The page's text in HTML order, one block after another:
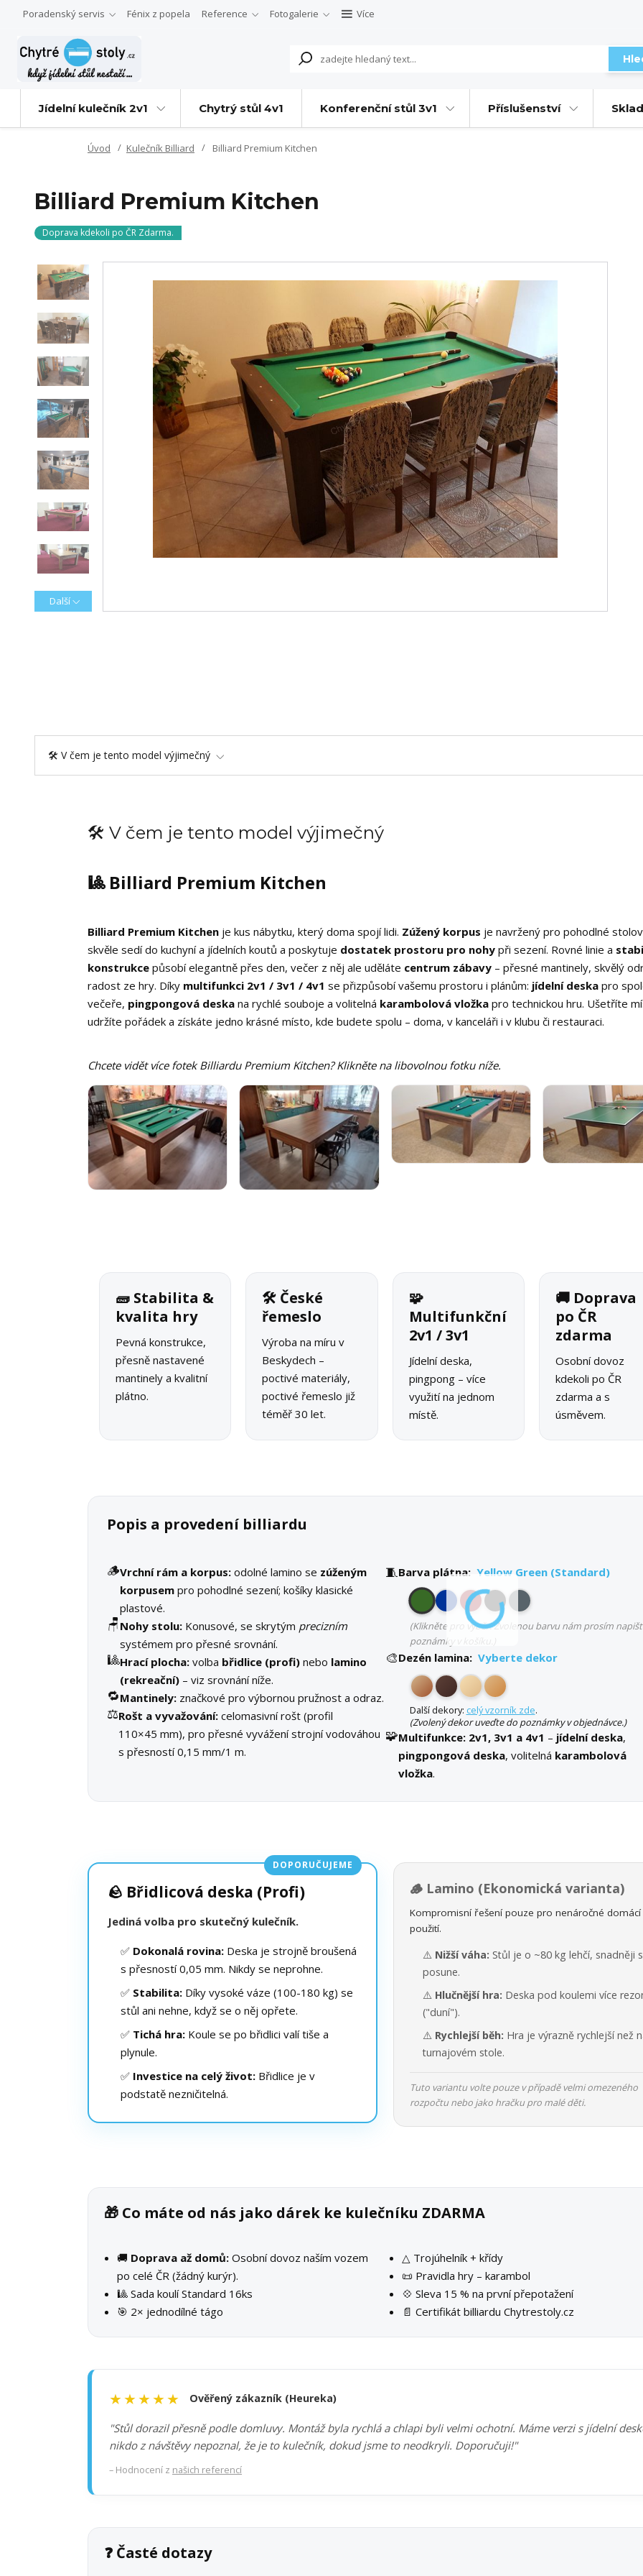
Poradenský servis Fénix z popela Reference Fotogalerie Více
Jídelní kulečník 2v1 Chytrý stůl 4v1 Konferenční stůl 3v1 Příslušenství
Úvod Kulečník Billiard Billiard Premium Kitchen
Billiard Premium Kitchen
Doprava kdekoli po ČR Zdarma.
Další
🛠️ V čem je tento model výjimečný
🛠️ V čem je tento model výjimečný
🎱 Billiard Premium Kitchen
Billiard Premium Kitchen je kus nábytku, který doma spojí lidi. Zúžený korpus je navržený pro pohodlné
skvěle sedí do kuchyní a jídelních koutů a poskytuje dostatek prostoru pro nohy při sezení. Rovné linie a
konstrukce působí elegantně přes den, večer z něj ale uděláte centrum zábavy – přesné mantinely, skvělý
radost ze hry. Díky multifunkci 2v1 / 3v1 / 4v1 se přizpůsobí vašemu prostoru i plánům: jídelní deska pro
večeře, pingpongová deska na rychlé souboje a volitelná karambolová vložka pro technickou hru. Ušetříte
udržíte pořádek a získáte jedno krásné místo, kde budete spolu – doma, v kanceláři i v klubu či restauraci.
Chcete vidět více fotek Billiardu Premium Kitchen? Klikněte na libovolnou fotku níže.
🧱 Stabilita &
kvalita hry
Pevná konstrukce,
přesně nastavené
mantinely a kvalitní
plátno.
🛠 České
řemeslo
Výroba na míru v
Beskydech –
poctivé materiály,
poctivé řemeslo již
téměř 30 let.
🧩
Multifunkční
2v1 / 3v1
Jídelní deska,
pingpong – více
využití na jednom
místě.
🚚 Doprava
po ČR
zdarma
Osobní dovoz
kdekoli po ČR
zdarma a s
úsměvem.
Popis a provedení billiardu
🪵Vrchní rám a korpus: odolné lamino se zúženým
korpusem pro pohodlné sezení; košíky klasické
plastové.
🪑 Nohy stolu: Konusové, se skrytým precizním
systémem pro přesné srovnání.
🎱Hrací plocha: volba břidlice (profi) nebo lamino
(rekreační) – viz srovnání níže.
🔁Mantinely: značkové pro výbornou pružnost a odraz.
⚖️Rošt a vyvažování: celomasivní rošt (profil
110×45 mm), pro přesné vyvážení strojní vodováhou
s přesností 0,15 mm/1 m.
🧵Barva plátna: Yellow Green (Standard)
(Klikněte pro výběr. Zvolenou barvu nám prosím
poznámky v košíku.)
🎨Dezén lamina: Vyberte dekor
Další dekory: celý vzorník zde.
(Zvolený dekor uveďte do poznámky v objednávce.)
🧩Multifunkce:2v1, 3v1 a 4v1 – jídelní deska,
pingpongová deska, volitelná karambolová
vložka.
DOPORUČUJEME
🪨 Břidlicová deska (Profi)
Jediná volba pro skutečný kulečník.
✅ Dokonalá rovina: Deska je strojně broušená
s přesností 0,05 mm. Nikdy se neprohne.
✅ Stabilita: Díky vysoké váze (100-180 kg) se
stůl ani nehne, když se o něj opřete.
✅ Tichá hra: Koule se po břidlici valí tiše a
plynule.
✅ Investice na celý život: Břidlice je v
podstatě nezničitelná.
🪵 Lamino (Ekonomická varianta)
Kompromisní řešení pouze pro nenáročné domácí
použití.
⚠️ Nižší váha: Stůl je o ~80 kg lehčí, snadněji
posune.
⚠️ Hlučnější hra: Deska pod koulemi více
("duní").
⚠️ Rychlejší běh: Hra je výrazně rychlejší než
turnajovém stole.
Tuto variantu volte pouze v případě velmi omezeného
rozpočtu nebo jako hračku pro malé děti.
🎁 Co máte od nás jako dárek ke kulečníku ZDARMA
🚚 Doprava až domů: Osobní dovoz naším vozem
po celé ČR (žádný kurýr).
🎱 Sada koulí Standard 16ks
🎯 2× jednodílné tágo
△ Trojúhelník + křídy
📜 Pravidla hry – karambol
💠 Sleva 15 % na první přepotažení
📄 Certifikát billiardu Chytrestoly.cz
★★★★★ Ověřený zákazník (Heureka)
"Stůl dorazil přesně podle domluvy. Montáž byla rychlá a chlapi byli velmi ochotní. Máme verzi s jídelní
nikdo z návštěvy nepoznal, že je to kulečník, dokud jsme to neodkryli. Doporučuji!"
– Hodnocení z našich referencí
❓ Časté dotazy